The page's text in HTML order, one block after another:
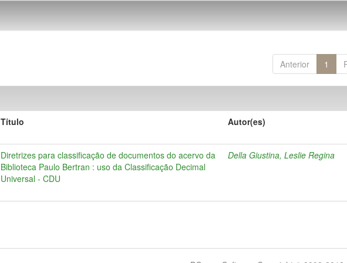
Anterior 1
Título Autor(es)
Diretrizes para classificação de documentos do acervo da
Biblioteca Paulo Bertran : uso da Classificação Decimal
Universal - CDU
Della Giustina, Leslie Regina